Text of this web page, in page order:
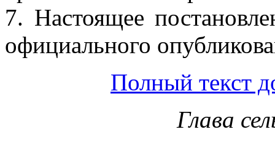
7. Настоящее
официального
Полный текст
Глава